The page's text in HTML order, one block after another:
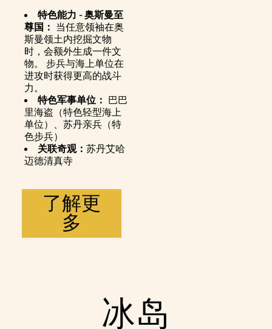
特色能力 - 奥斯曼至
尊国： 当任意领袖在奥
斯曼领土内挖掘文物
时，会额外生成一件文
物。 步兵与海上单位在
进攻时获得更高的战斗
力。
特色军事单位： 巴巴
里海盗（特色轻型海上
单位）、苏丹亲兵（特
色步兵）
关联奇观： 苏丹艾哈
迈德清真寺
了解更
多
冰岛